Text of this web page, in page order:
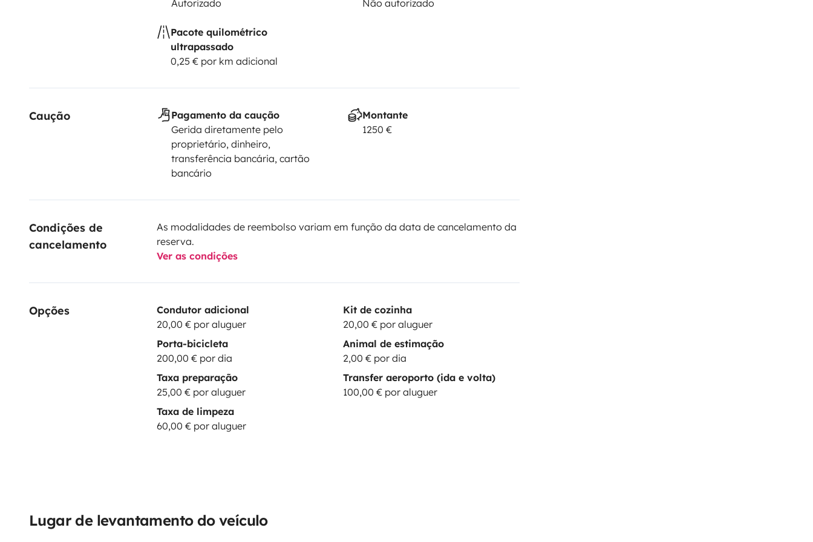
Autorizado
Não autorizado
Pacote quilométrico
ultrapassado
0,25 € por km adicional
Caução
Pagamento da caução
Gerida diretamente pelo
proprietário, dinheiro,
transferência bancária, cartão
bancário
Montante
1250 €
Condições de
cancelamento
As modalidades de reembolso variam em função da data de cancelamento da
reserva.
Ver as condições
Opções
Condutor adicional
20,00 € por aluguer
Kit de cozinha
20,00 € por aluguer
Porta-bicicleta
200,00 € por dia
Animal de estimação
2,00 € por dia
Taxa preparação
25,00 € por aluguer
Transfer aeroporto (ida e volta)
100,00 € por aluguer
Taxa de limpeza
60,00 € por aluguer
Lugar de levantamento do veículo